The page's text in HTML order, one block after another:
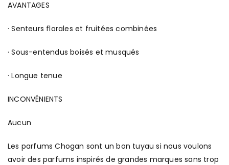
AVANTAGES
· Senteurs florales et fruitées combinées
· Sous-entendus boisés et musqués
· Longue tenue
INCONVÉNIENTS
Aucun
Les parfums Chogan sont un bon tuyau si nous voulons
avoir des parfums inspirés de grandes marques sans trop